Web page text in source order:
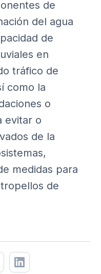
de
del agua
de
en
tráfico de
como la
o
evitar o
de la
medidas para
de